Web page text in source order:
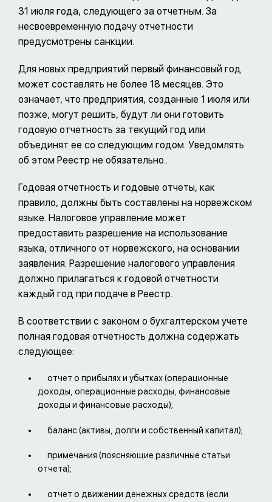
31 июля года, следующего за отчетным. За
несвоевременную подачу отчетности
предусмотрены санкции.
Для новых предприятий первый финансовый год
может составлять не более 18 месяцев. Это
означает, что предприятия, созданные 1 июля или
позже, могут решить, будут ли они готовить
годовую отчетность за текущий год или
объединят ее со следующим годом. Уведомлять
об этом Реестр не обязательно..
Годовая отчетность и годовые отчеты, как
правило, должны быть составлены на норвежском
языке. Налоговое управление может
предоставить разрешение на использование
языка, отличного от норвежского, на основании
заявления. Разрешение налогового управления
должно прилагаться к годовой отчетности
каждый год при подаче в Реестр.
В соответствии с законом о бухгалтерском учете
полная годовая отчетность должна содержать
следующее:
отчет о прибылях и убытках (операционные
доходы, операционные расходы, финансовые
доходы и финансовые расходы);
баланс (активы, долги и собственный капитал);
примечания (поясняющие различные статьи
отчета);
отчет о движении денежных средств (если